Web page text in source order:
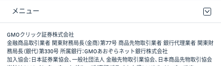
メニュー
取引規程・約款
最良執行方針
ディスクレイマー
リスク説明
GMOクリック証券ホームページ
GMOクリック証券株式会社
金融商品取引業者 関東財務局長（金商）第77号 商品先物取引業者 銀行代理業者 関東財
務局長（銀代）第330号 所属銀行：GMOあおぞらネット銀行株式会社
加入協会：日本証券業協会、一般社団法人 金融先物取引業協会、日本商品先物取引協会